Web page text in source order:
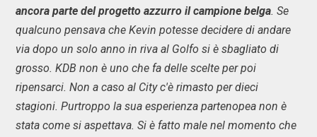
ancora parte del progetto azzurro il campione belga. Se
qualcuno pensava che Kevin potesse decidere di andare
via dopo un solo anno in riva al Golfo si è sbagliato di
grosso. KDB non è uno che fa delle scelte per poi
ripensarci. Non a caso al City c'è rimasto per dieci
stagioni. Purtroppo la sua esperienza partenopea non è
stata come si aspettava. Si è fatto male nel momento che